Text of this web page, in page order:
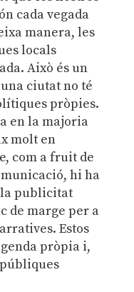
cada vegada
manera, les
locals
Això és un
ciutat no té
pròpies.
en la majoria
molt en
com a fruit de
hi ha
la publicitat
de marge per a
Estos
pròpia i,